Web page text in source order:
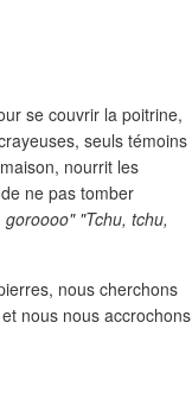
se couvrir la poitrine,
seuls témoins
nourrit les
ne pas tomber
"Tchu, tchu,
nous cherchons
nous nous accrochons